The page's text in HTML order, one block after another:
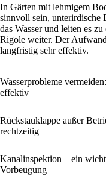
In Gärten mit lehmigem
sinnvoll sein, unterirdische
das Wasser und leiten es
Rigole weiter. Der
langfristig sehr effektiv.
Wasserprobleme
effektiv
Rückstauklappe außer
rechtzeitig
Kanalinspektion – ein
Vorbeugung